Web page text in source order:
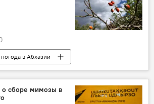
погода в Абхазии
о сборе мимозы в